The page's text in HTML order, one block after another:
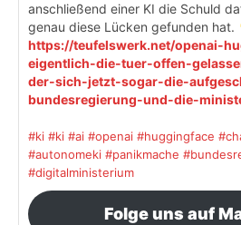
anschließend einer KI die Schuld
genau diese Lücken gefunden hat.
https://teufelswerk.net/openai-
eigentlich-die-tuer-offen-
der-sich-jetzt-sogar-die-
bundesregierung-und-die-
#ki #ki #ai #openai #huggingface
#autonomeki #panikmache
#digitalministerium
Folge uns auf